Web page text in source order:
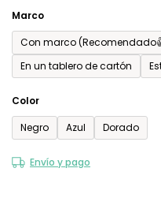
Marco
Con marco
En un tablero de cartón
Color
Negro
Azul Dorado
Envío y pago